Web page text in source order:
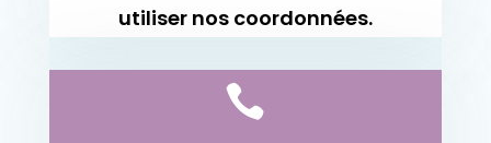
utiliser nos coordonnées.
